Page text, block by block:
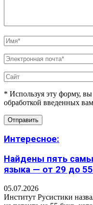
* Используя эту форму,
обработкой введенных
Интересное:
Найдены пять
языка — от 29 до
05.07.2026
Институт Русистики